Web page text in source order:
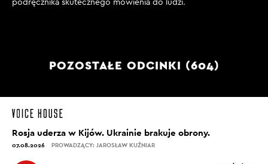
podręcznika skutecznego mówienia do ludzi.
POZOSTAŁE ODCINKI (604)
Rosja uderza w Kijów. Ukrainie brakuje obrony.
07.08.2026 PROWADZĄCY: JAROSŁAW KUŹNIAR